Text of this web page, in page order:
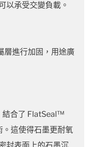
以承受交變負載。
進行加固，用途廣
結合了 FlatSeal™
這使得石墨更耐氧